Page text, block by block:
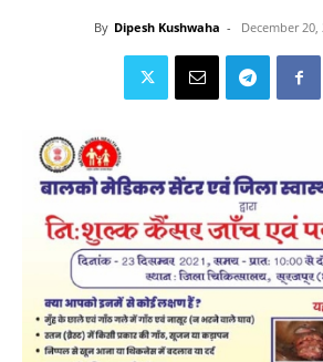
By Dipesh Kushwaha - December 20,